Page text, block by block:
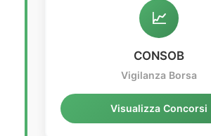
📈
CONSOB
Vigilanza Borsa
Visualizza Concorsi